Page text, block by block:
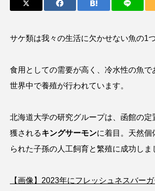
キーワードから探す
かんぱち わたしと水族館 ア
アイナメ アオウオ アオザメ
アオリイカ アカアジ
アカクラゲ アカザ アカハタ
アカムツ アカメ アクアリウ
アッキガイ アナゴ アブラツ
サケ類は我々の生活に欠かせない魚の1つ
食用としての需要が高く、冷水性の魚で
世界中で養殖が行われています。
北海道大学の研究グループは、函館の定
獲されるキングサーモンに着目。天然個
られた子孫の人工飼育と繁殖に成功しま
【画像】2023年にフレッシュネスバー